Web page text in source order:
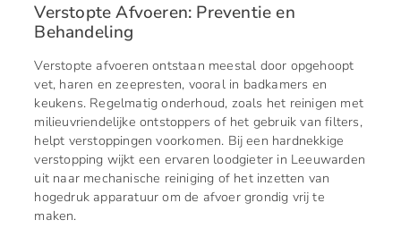
Verstopte Afvoeren: Preventie en
Behandeling
Verstopte afvoeren ontstaan meestal door opgehoopt
vet, haren en zeepresten, vooral in badkamers en
keukens. Regelmatig onderhoud, zoals het reinigen met
milieuvriendelijke ontstoppers of het gebruik van filters,
helpt verstoppingen voorkomen. Bij een hardnekkige
verstopping wijkt een ervaren loodgieter in Leeuwarden
uit naar mechanische reiniging of het inzetten van
hogedruk apparatuur om de afvoer grondig vrij te
maken.